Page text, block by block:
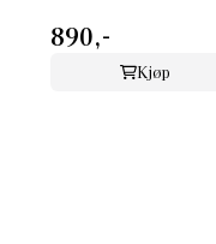
890,-
Kjøp